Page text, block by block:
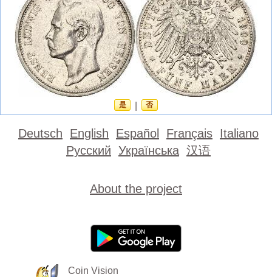
是 否
Deutsch English Español Français Italiano
Русский Українська 汉语
About the project
Coin Vision